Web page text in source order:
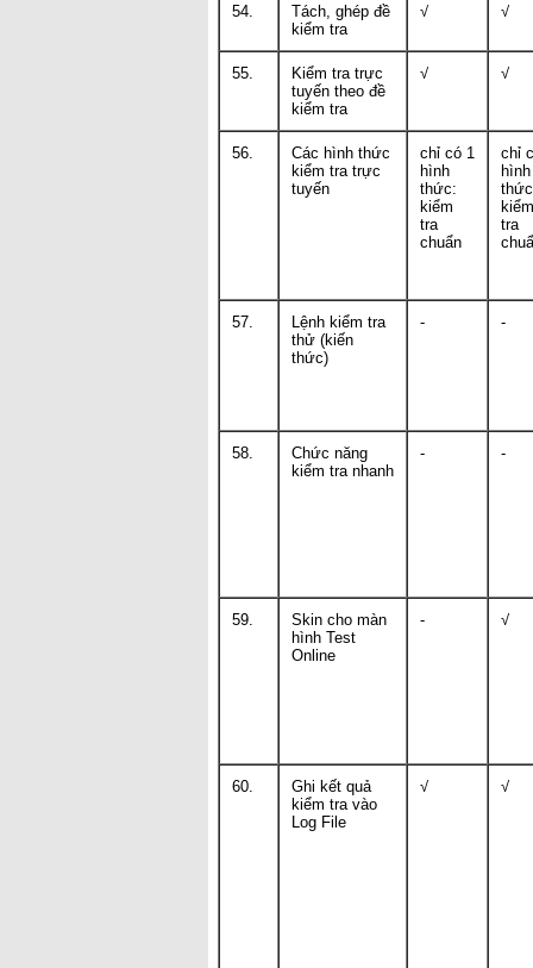
54.
Tách, ghép đề
kiểm tra
√ √
55.
Kiểm tra trực
tuyến theo đề
kiểm tra
√ √
56.
Các hình thức
kiểm tra trực
tuyến
chỉ có 1
hình
thức:
kiểm
tra
chuẩn
chỉ
hình
kiểm
tra
57.
Lệnh kiểm tra
thử (kiến
thức)
- -
58.
Chức năng
kiểm tra nhanh
- -
59.
Skin cho màn
hình Test
Online
- √
60.
Ghi kết quả
kiểm tra vào
Log File
√ √